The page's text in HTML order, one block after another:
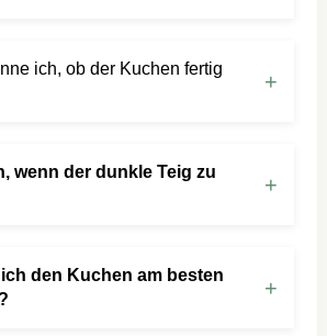
ich, ob der Kuchen fertig
wenn der dunkle Teig zu
den Kuchen am besten